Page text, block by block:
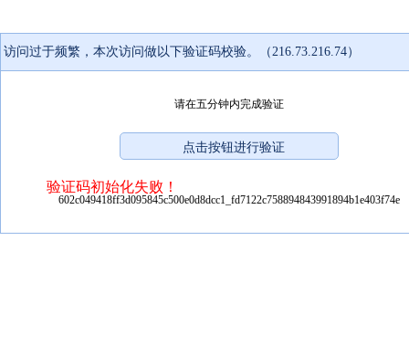
访问过于频繁，本次访问做以下验证码校验。（216.73.216.74）
请在五分钟内完成验证
验证码初始化失败！
602c049418ff3d095845c500e0d8dcc1_fd7122c758894843991894b1e403f74e